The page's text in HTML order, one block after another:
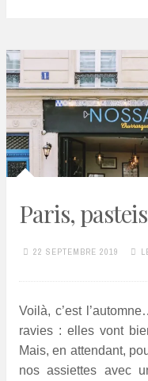
Paris,
22 SEPTEMBRE 2019
Voilà, c’est
ravies : elles vont
Mais, en attendant,
nos assiettes avec